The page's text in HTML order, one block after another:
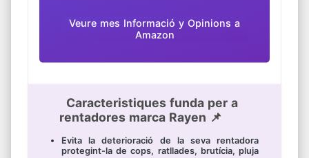
Veure mes Informació y Opinions a
Amazon
Caracteristiques funda per a
rentadores marca Rayen 📌
Evita la deterioració de la seva rentadora
protegint-la de cops, ratllades, brutícia, pluja